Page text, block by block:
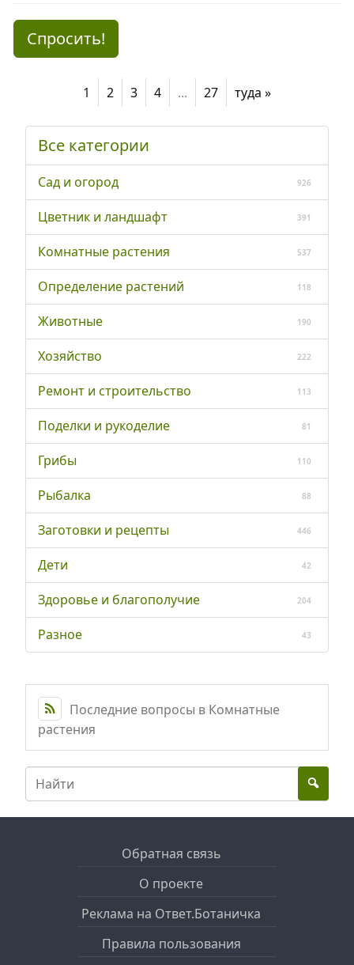
Спросить!
1 2 3 4 ... 27 туда »
Все категории
Сад и огород 926
Цветник и ландшафт 391
Комнатные растения 537
Определение растений 118
Животные 190
Хозяйство 222
Ремонт и строительство 113
Поделки и рукоделие 81
Грибы 110
Рыбалка 88
Заготовки и рецепты 446
Дети 42
Здоровье и благополучие 204
Разное 43
Последние вопросы в Комнатные
растения
Обратная связь
О проекте
Реклама на Ответ.Ботаничка
Правила пользования